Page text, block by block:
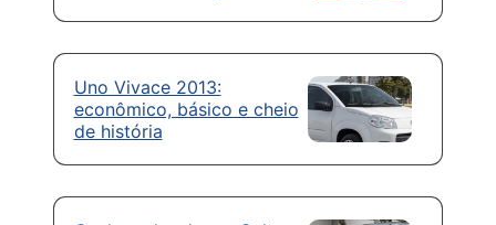
Uno Vivace 2013:
econômico, básico e cheio
de história